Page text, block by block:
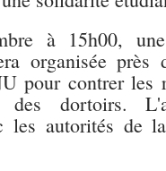
à 15h00,
organisée près
pour contrer les
des dortoirs.
les autorités de